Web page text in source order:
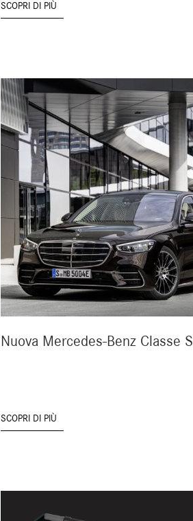
SCOPRI DI PIÙ
Nuova Mercedes-Benz Classe S
SCOPRI DI PIÙ